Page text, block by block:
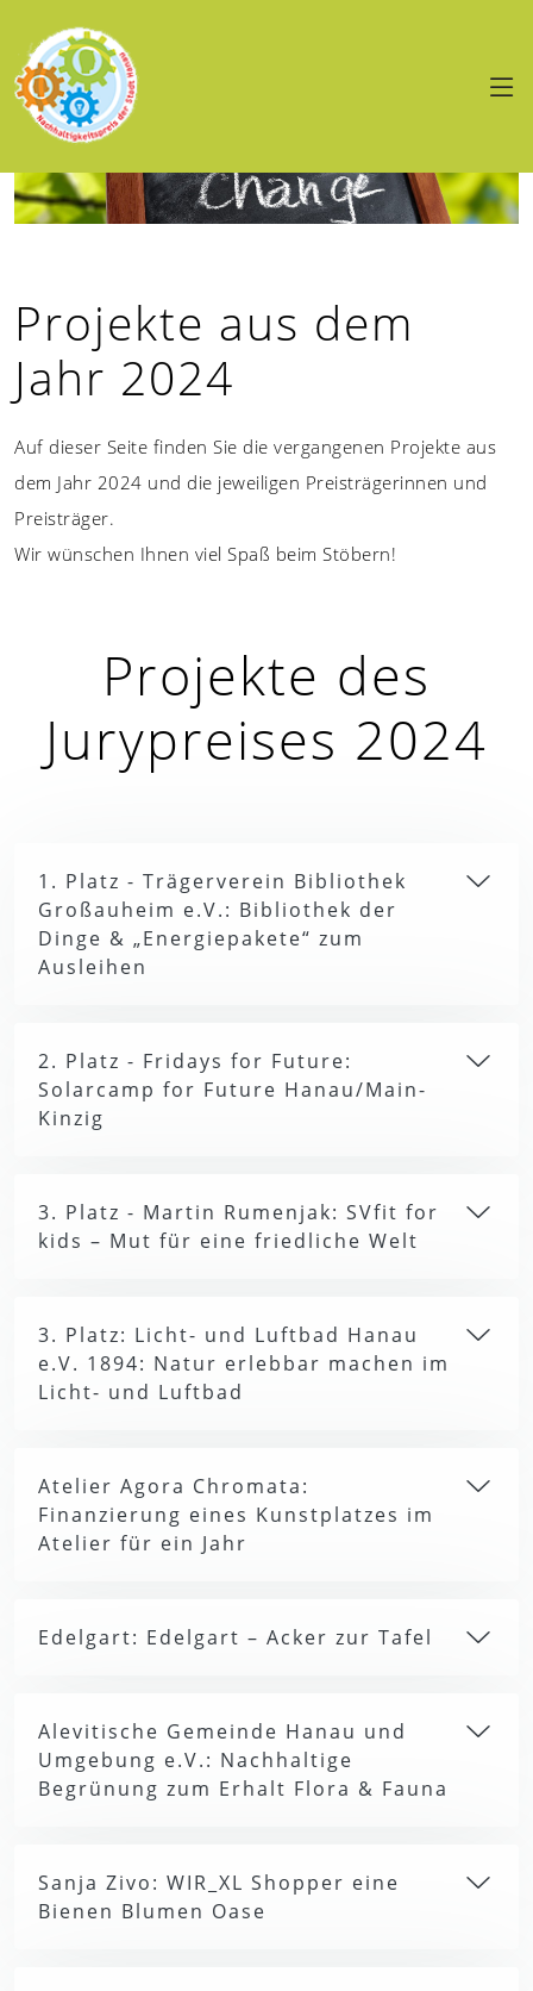
Projekte aus dem
Jahr 2024
Auf dieser Seite finden Sie die vergangenen Projekte aus
dem Jahr 2024 und die jeweiligen Preisträgerinnen und
Preisträger.
Wir wünschen Ihnen viel Spaß beim Stöbern!
Projekte des
Jurypreises 2024
1. Platz - Trägerverein Bibliothek
Großauheim e.V.: Bibliothek der
Dinge & „Energiepakete“ zum
Ausleihen
2. Platz - Fridays for Future:
Solarcamp for Future Hanau/Main-
Kinzig
3. Platz - Martin Rumenjak: SVfit for
kids – Mut für eine friedliche Welt
3. Platz: Licht- und Luftbad Hanau
e.V. 1894: Natur erlebbar machen im
Licht- und Luftbad
Atelier Agora Chromata:
Finanzierung eines Kunstplatzes im
Atelier für ein Jahr
Edelgart: Edelgart – Acker zur Tafel
Alevitische Gemeinde Hanau und
Umgebung e.V.: Nachhaltige
Begrünung zum Erhalt Flora & Fauna
Sanja Zivo: WIR_XL Shopper eine
Bienen Blumen Oase